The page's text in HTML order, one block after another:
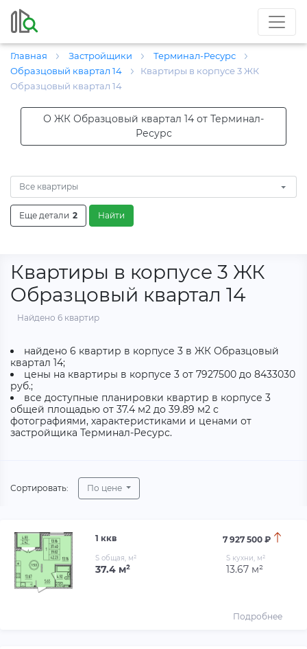
Главная Застройщики
Терминал-Ресурс
Образцовый квартал 14
Квартиры в корпусе 3 ЖК
Образцовый квартал 14
О ЖК Образцовый квартал 14 от Терминал-
Ресурс
Все квартиры
Еще детали 2 Найти
Квартиры в корпусе 3 ЖК
Образцовый квартал 14
Найдено 6 квартир
найдено 6 квартир в корпусе 3 в ЖК Образцовый
квартал 14;
цены на квартиры в корпусе 3 от 7927500 до 8433030
руб.;
все доступные планировки квартир в корпусе 3
общей площадью от 37.4 м2 до 39.89 м2 с
фотографиями, характеристиками и ценами от
застройщика Терминал-Ресурс.
Сортировать: По цене
1 ккв 7 927 500 ₽
S общая, м²
37.4 м²
S кухни, м²
13.67 м²
Подробнее